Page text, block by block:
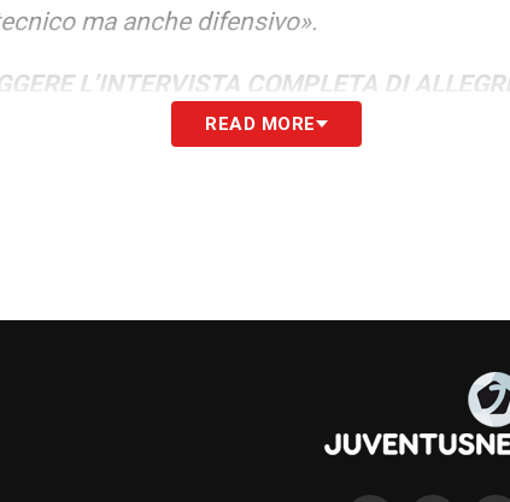
ma anche difensivo».
L’INTERVISTA COMPLETA DI
READ MORE